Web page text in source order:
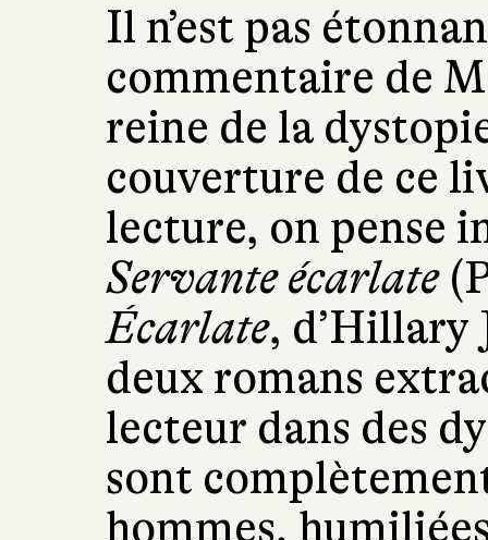
Il n’est pas
commentaire de
reine de la
couverture de ce
lecture, on pense
Servante écarlate
Écarlate, d’Hillary
deux romans
lecteur dans des
sont
hommes,